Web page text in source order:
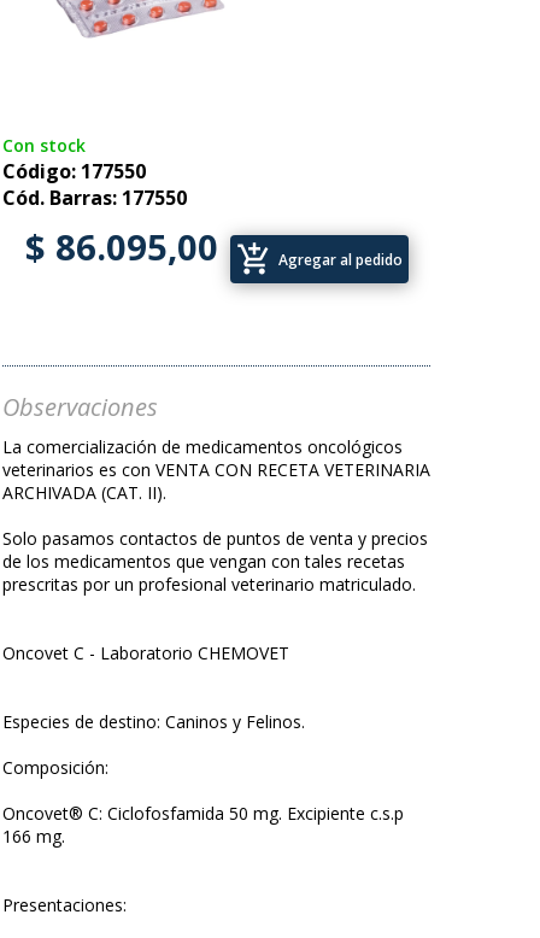
Con stock
Código: 177550
Cód. Barras: 177550
$ 86.095,00 add_shopping_cart Agregar al pedido
Observaciones
La comercialización de medicamentos oncológicos
veterinarios es con VENTA CON RECETA VETERINARIA
ARCHIVADA (CAT. II).
Solo pasamos contactos de puntos de venta y precios
de los medicamentos que vengan con tales recetas
prescritas por un profesional veterinario matriculado.
Oncovet C - Laboratorio CHEMOVET
Especies de destino: Caninos y Felinos.
Composición:
Oncovet® C: Ciclofosfamida 50 mg. Excipiente c.s.p
166 mg.
Presentaciones: